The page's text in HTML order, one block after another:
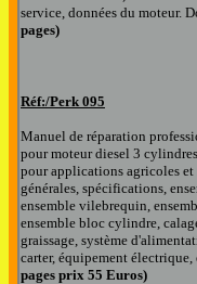
service, données du moteur.
pages)
Réf:/Perk 095
Manuel de réparation
pour moteur diesel 3
pour applications agricoles
générales, spécifications,
ensemble vilebrequin,
ensemble bloc cylindre,
graissage, système
carter, équipement
pages prix 55 Euros)